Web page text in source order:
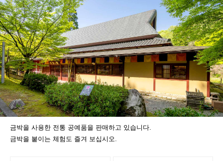
금박을 사용한 전통 공예품을 판매하고 있습니다.
금박을 붙이는 체험도 즐겨 보십시오.